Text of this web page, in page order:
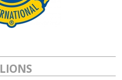
LIONS